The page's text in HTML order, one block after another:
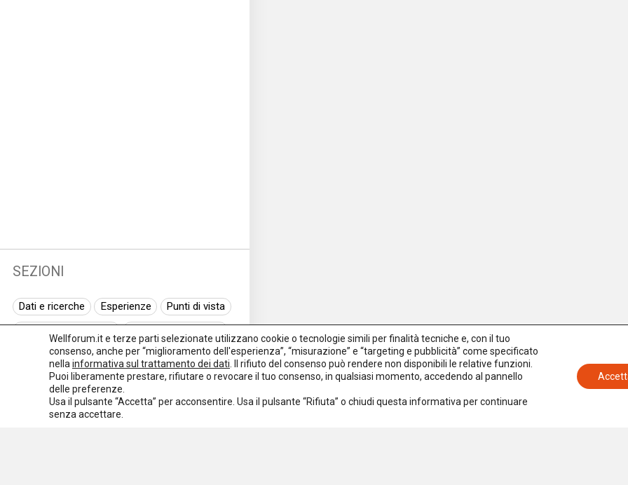
SEZIONI
Dati e ricerche Esperienze
Punti di vista
Normativa europea
Rassegna normativa
I seminari di Welforum
Eventi
Spazio ai promotori
Wellforum.it e terze parti selezionate utilizzano cookie o tecnologie simili per finalità tecniche e, con il tuo
consenso, anche per “miglioramento dell'esperienza”, “misurazione” e “targeting e pubblicità” come specificato
nella informativa sul trattamento dei dati . Il rifiuto del consenso può rendere non disponibili le relative funzioni.
Puoi liberamente prestare, rifiutare o revocare il tuo consenso, in qualsiasi momento, accedendo al pannello
delle preferenze.
Usa il pulsante “Accetta” per acconsentire. Usa il pulsante “Rifiuta” o chiudi questa informativa per continuare
senza accettare.